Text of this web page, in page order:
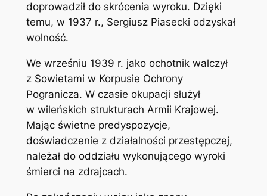
doprowadził do skrócenia wyroku. Dzięki
temu, w 1937 r., Sergiusz Piasecki odzyskał
wolność.
We wrześniu 1939 r. jako ochotnik walczył
z Sowietami w Korpusie Ochrony
Pogranicza. W czasie okupacji służył
w wileńskich strukturach Armii Krajowej.
Mając świetne predyspozycje,
doświadczenie z działalności przestępczej,
należał do oddziału wykonującego wyroki
śmierci na zdrajcach.